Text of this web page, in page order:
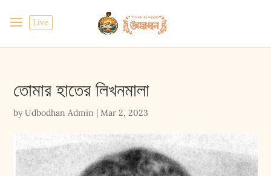
Live
তোমার হাতের লিখনমালা
byUdbodhan Admin |Mar 2, 2023